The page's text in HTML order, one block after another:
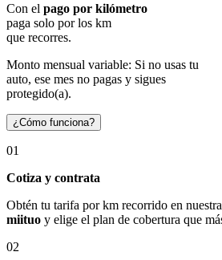
Con el pago por kilómetro
paga solo por los km
que recorres.
Monto mensual variable: Si no usas tu
auto, ese mes no pagas y sigues
protegido(a).
¿Cómo funciona?
01
Cotiza y contrata
Obtén tu tarifa por km recorrido en
miituo y elige el plan de cobertura que
02